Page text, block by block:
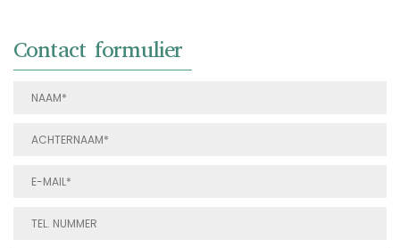
Contact formulier